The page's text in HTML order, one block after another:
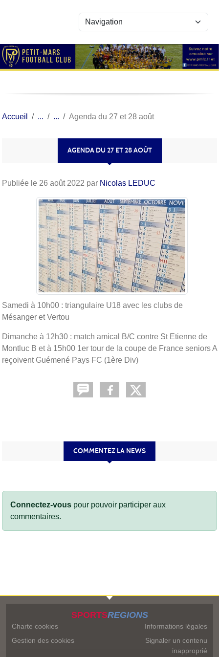
Accueil Agenda du 27 et 28 août
AGENDA DU 27 ET 28 AOÛT
Publiée le 26 août 2022 par Nicolas LEDUC
Samedi à 10h00 : triangulaire U18 avec les clubs de
Mésanger et Vertou
Dimanche à 12h30 : match amical B/C contre St Etienne de
Montluc B et à 15h00 1er tour de la coupe de France seniors A
reçoivent Guémené Pays FC (1ère Div)
COMMENTEZ LA NEWS
Connectez-vous pour pouvoir participer aux
commentaires.
SPORTSREGIONS
Charte cookies
Gestion des cookies
Informations légales
Signaler un contenu
inapproprié